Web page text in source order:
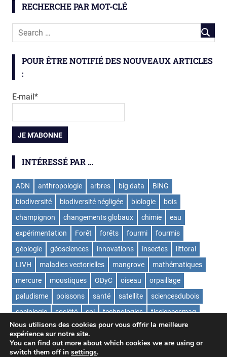
littoral
poisson
RECHERCHE PAR MOT-CLÉ
POUR ÊTRE NOTIFIÉ DES NOUVEAUX ARTICLES
:
E-mail*
INTÉRESSÉ PAR …
ADN anthropologie arbres big data
BiNG
biodiversité
biodiversité négligée biologie
bois
champignon
changements globaux chimie
eau
expérimentation
Forêt forêts fourmi
fourmis
géologie
géosciences innovations insectes
littoral
LIVH
maladies vectorielles mangrove
mathématiques
mercure
moustiques ODyC oiseau
orpaillage
paludisme
poissons santé satellite
sciencesdubois
sociologie
société sol technologies
tisciencesmag
ValorExtract
virus écologie
Nous utilisons des cookies pour vous offrir la meilleure
expérience sur notre site.
You can find out more about which cookies we are using or
switch them off in settings.